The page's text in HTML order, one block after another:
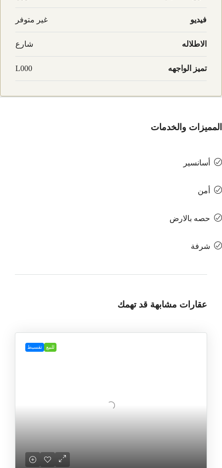
فيديو غير متوفر
الاطلاله شارع
تميز الواجهه L000
والخدمات
أسانسير
أمن
حصه بالارض
شرفة
عقارات مشابهة قد تهمك
للبيع تقسيط